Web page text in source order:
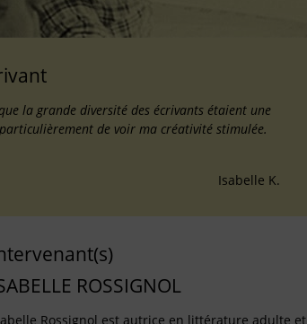
la grande diversité des écrivants étaient une
de voir ma créativité stimulée.
Isabelle K.
ROSSIGNOL
Rossignol est autrice en littérature adulte et